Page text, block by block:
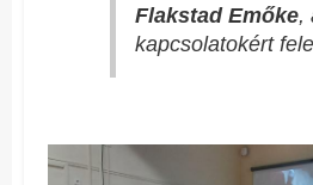
Flakstad Emőke,
kapcsolatokért